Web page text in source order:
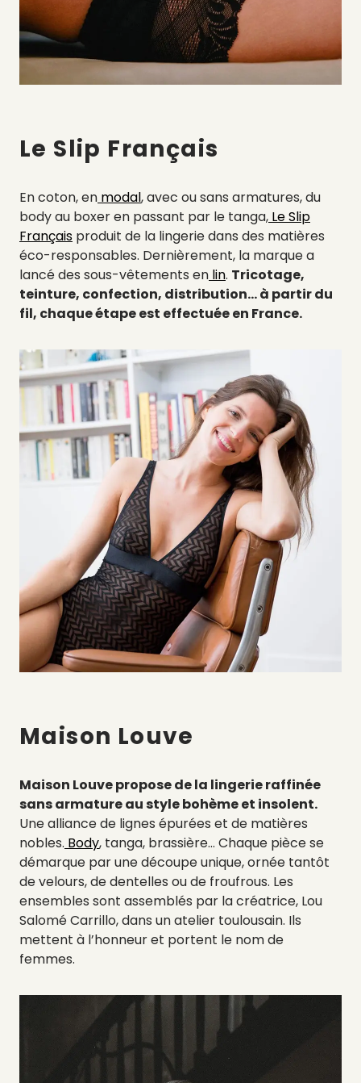
Le Slip Français
En coton, en modal, avec ou sans armatures, du
body au boxer en passant par le tanga, Le Slip
Français produit de la lingerie dans des matières
éco-responsables. Dernièrement, la marque a
lancé des sous-vêtements en lin. Tricotage,
teinture, confection, distribution… à partir du
fil, chaque étape est effectuée en France.
Maison Louve
Maison Louve propose de la lingerie raffinée
sans armature au style bohème et insolent.
Une alliance de lignes épurées et de matières
nobles. Body, tanga, brassière… Chaque pièce se
démarque par une découpe unique, ornée tantôt
de velours, de dentelles ou de froufrous. Les
ensembles sont assemblés par la créatrice, Lou
Salomé Carrillo, dans un atelier toulousain. Ils
mettent à l’honneur et portent le nom de
femmes.